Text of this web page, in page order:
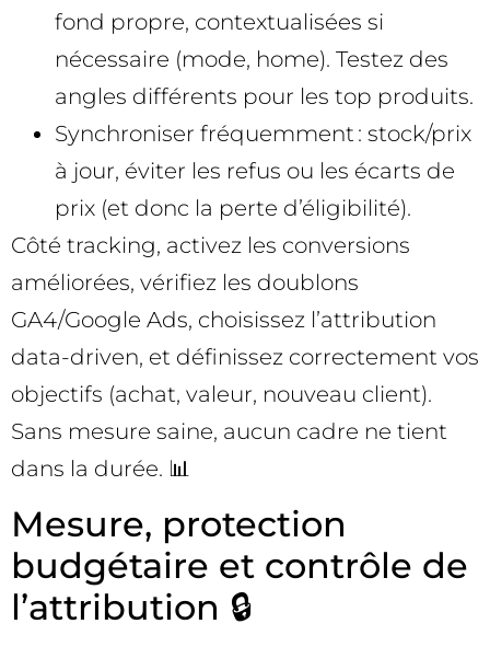
fond propre, contextualisées si
nécessaire (mode, home). Testez des
angles différents pour les top produits.
Synchroniser fréquemment : stock/prix
à jour, éviter les refus ou les écarts de
prix (et donc la perte d’éligibilité).
Côté tracking, activez les conversions
améliorées, vérifiez les doublons
GA4/Google Ads, choisissez l’attribution
data-driven, et définissez correctement vos
objectifs (achat, valeur, nouveau client).
Sans mesure saine, aucun cadre ne tient
dans la durée. 📊
Mesure, protection
budgétaire et contrôle de
l’attribution 🔒